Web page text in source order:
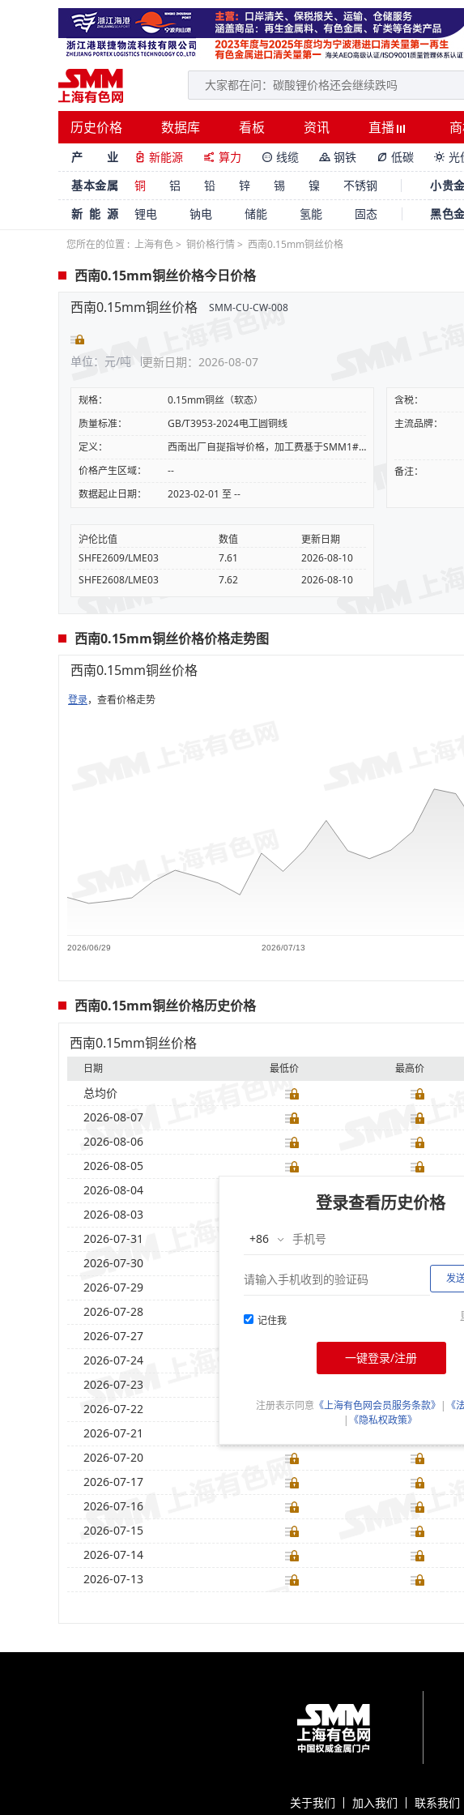
历史价格 数据库 看板 资讯 直播
产 业  新能源  算力  线缆  钢铁  低碳  光
基本金属
铜 铝 铅 锌 锡 镍 不锈钢 小贵
新能源
锂电 钠电 储能 氢能 固态 黑色
您所在的位置 : 上海有色> 铜价格行情> 西南0.15mm铜丝价格
西南0.15mm铜丝价格今日价格
西南0.15mm铜丝价格
SMM-CU-CW-008
单位：元/吨 更新日期：2026-08-07
规格：
0.15mm铜丝（软态）
质量标准：
GB/T3953-2024电工圆铜线
定义：
西南出厂自提指导价格，加工费基于SMM1#电解铜
价格产生区域：
--
数据起止日期：
2023-02-01 至 --
含税：
主流品牌：
备注：
沪伦比值 数值
更新日期
SHFE2609/LME03
7.61
2026-08-10
SHFE2608/LME03
7.62 2026-08-10
西南0.15mm铜丝价格价格走势图
西南0.15mm铜丝价格
2026/06/29 2026/07/13
登录，查看价格走势
西南0.15mm铜丝价格历史价格
西南0.15mm铜丝价格
日期 最低价 最高价
总均价
2026-08-07
2026-08-06
2026-08-05
2026-08-04
2026-08-03
2026-07-31
2026-07-30
2026-07-29
2026-07-28
2026-07-27
2026-07-24
2026-07-23
2026-07-22
2026-07-21
2026-07-20
2026-07-17
2026-07-16
2026-07-15
2026-07-14
2026-07-13
登录查看历史价格
发
记住我
一键登录/注册
注册表示同意 《上海有色网会员服务条款》 | 《
| 《隐私权政策》
关于我们 加入我们 联系我们